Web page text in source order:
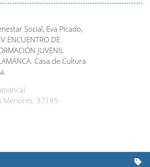
Social, Eva Picado,
ENCUENTRO DE
JUVENIL
Casa de Cultura
Menores. 37185